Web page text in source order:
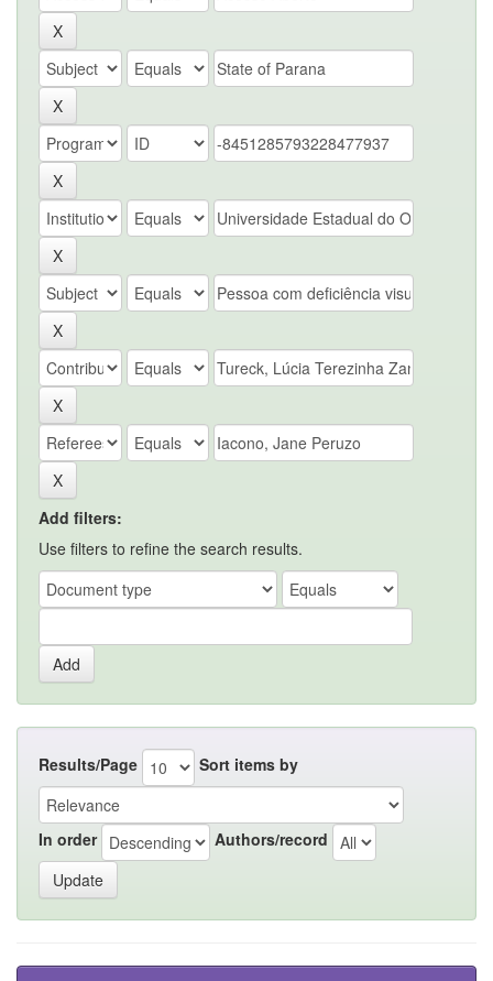
Add filters:
Use filters to refine the search results.
Results/Page Sort items by
In order Authors/record